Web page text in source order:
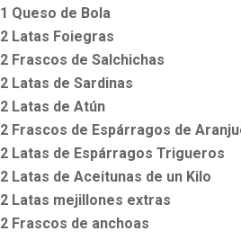
1 Queso de Bola
2 Latas Foiegras
2 Frascos de Salchichas
2 Latas de Sardinas
2 Latas de Atún
2 Frascos de Espárragos de
2 Latas de Espárragos Trigueros
2 Latas de Aceitunas de un Kilo
2 Latas mejillones extras
2 Frascos de anchoas